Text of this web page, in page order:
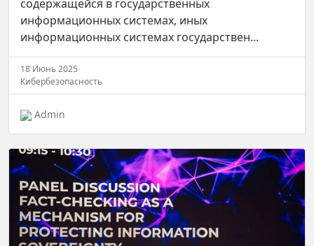
содержащейся в государственных
информационных системах, иных
информационных системах государствен...
18 Июнь 2025
Кибербезопасность
Admin